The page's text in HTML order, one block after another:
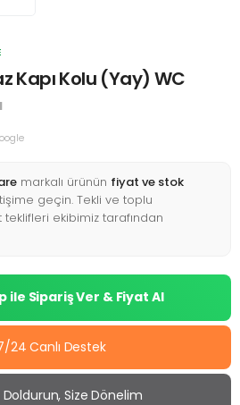
Kapı Kolu (Yay) WC
markalı ürünün fiyat ve stok
geçin. Tekli ve toplu
teklifleri ekibimiz tarafından
ile Sipariş Ver & Fiyat Al
24 Canlı Destek
Size Dönelim